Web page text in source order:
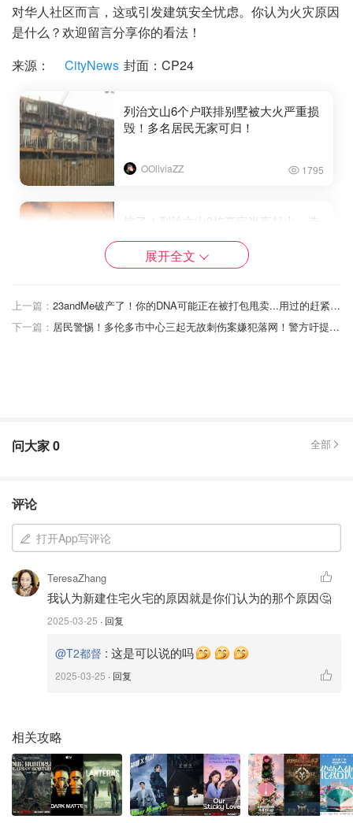
对华人社区而言，这或引发建筑安全忧虑。你认为火灾原因
是什么？欢迎留言分享你的看法！
来源：
CityNews 封面：CP24
列治文山6个户联排别墅被大火严重损
毁！多名居民无家可归！
OOliviaZZ 1795
惊了！列治文山3栋豪宅半夜起火，造
成约1200万的损失！
现场实况！安省在建民宅凌晨突发大
展开全文
上一篇：
23andMe破产了！你的DNA可能正在被打包甩卖...用过的赶紧删数据！
下一篇：
居民警惕！多伦多市中心三起无故刺伤案嫌犯落网！警方吁提供线索！
问大家0 全部
评论
打开App写评论
TeresaZhang
我认为新建住宅火宅的原因就是你们认为的那个原因🤔
2025-03-25 · 回复
@T2都督 : 这是可以说的吗
2025-03-25 · 回复
相关攻略